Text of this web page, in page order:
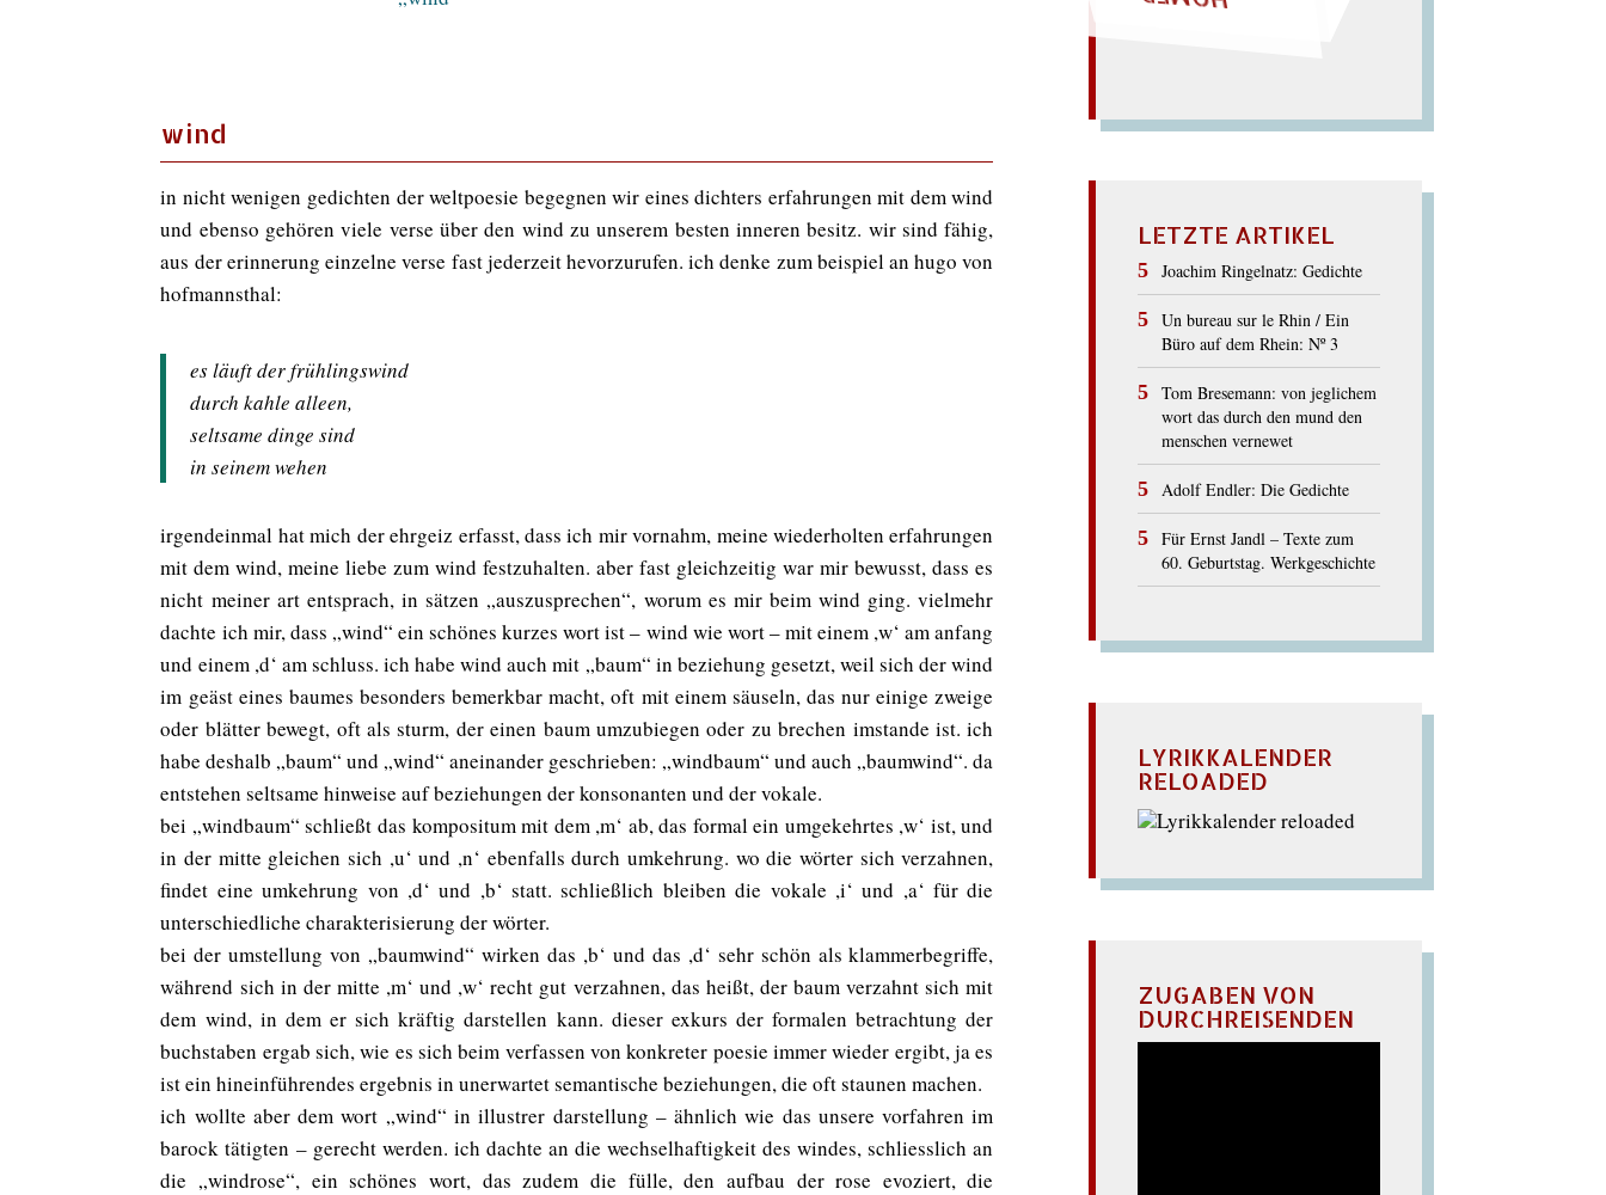
wind
in nicht wenigen gedichten der weltpoesie begegnen wir eines dichters erfahrungen mit dem wind
und ebenso gehören viele verse über den wind zu unserem besten inneren besitz. wir sind fähig,
aus der erinnerung einzelne verse fast jederzeit hevorzurufen. ich denke zum beispiel an hugo von
hofmannsthal:
es läuft der frühlingswind
durch kahle alleen,
seltsame dinge sind
in seinem wehen
irgendeinmal hat mich der ehrgeiz erfasst, dass ich mir vornahm, meine wiederholten erfahrungen
mit dem wind, meine liebe zum wind festzuhalten. aber fast gleichzeitig war mir bewusst, dass es
nicht meiner art entsprach, in sätzen „auszusprechen“, worum es mir beim wind ging. vielmehr
dachte ich mir, dass „wind“ ein schönes kurzes wort ist – wind wie wort – mit einem ,w‘ am anfang
und einem ,d‘ am schluss. ich habe wind auch mit „baum“ in beziehung gesetzt, weil sich der wind
im geäst eines baumes besonders bemerkbar macht, oft mit einem säuseln, das nur einige zweige
oder blätter bewegt, oft als sturm, der einen baum umzubiegen oder zu brechen imstande ist. ich
habe deshalb „baum“ und „wind“ aneinander geschrieben: „windbaum“ und auch „baumwind“. da
entstehen seltsame hinweise auf beziehungen der konsonanten und der vokale.
bei „windbaum“ schließt das kompositum mit dem ,m‘ ab, das formal ein umgekehrtes ,w‘ ist, und
in der mitte gleichen sich ,u‘ und ,n‘ ebenfalls durch umkehrung. wo die wörter sich verzahnen,
findet eine umkehrung von ,d‘ und ,b‘ statt. schließlich bleiben die vokale ,i‘ und ,a‘ für die
unterschiedliche charakterisierung der wörter.
bei der umstellung von „baumwind“ wirken das ,b‘ und das ,d‘ sehr schön als klammerbegriffe,
während sich in der mitte ,m‘ und ,w‘ recht gut verzahnen, das heißt, der baum verzahnt sich mit
dem wind, in dem er sich kräftig darstellen kann. dieser exkurs der formalen betrachtung der
buchstaben ergab sich, wie es sich beim verfassen von konkreter poesie immer wieder ergibt, ja es
ist ein hineinführendes ergebnis in unerwartet semantische beziehungen, die oft staunen machen.
ich wollte aber dem wort „wind“ in illustrer darstellung – ähnlich wie das unsere vorfahren im
barock tätigten – gerecht werden. ich dachte an die wechselhaftigkeit des windes, schliesslich an
die „windrose“, ein schönes wort, das zudem die fülle, den aufbau der rose evoziert, die
LETZTE ARTIKEL
Joachim Ringelnatz: Gedichte
Un bureau sur le Rhin / Ein
Büro auf dem Rhein: Nº 3
Tom Bresemann: von jeglichem
wort das durch den mund den
menschen vernewet
Adolf Endler: Die Gedichte
Für Ernst Jandl – Texte zum
60. Geburtstag. Werkgeschichte
LYRIKKALENDER
RELOADED
ZUGABEN VON
DURCHREISENDEN